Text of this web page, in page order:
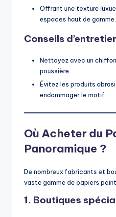
Offrant une texture
espaces haut de gamme.
Conseils
Nettoyez avec un
poussière.
Évitez les produits
endommager le motif.
Où Acheter du
Panoramique ?
De nombreux fabricants et
vaste gamme de papiers
1. Boutiques